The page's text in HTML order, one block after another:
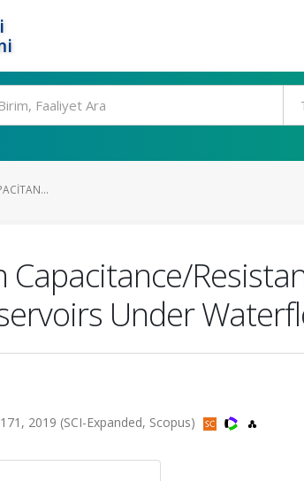
Under
2019 (SCI-Expanded, Scopus)